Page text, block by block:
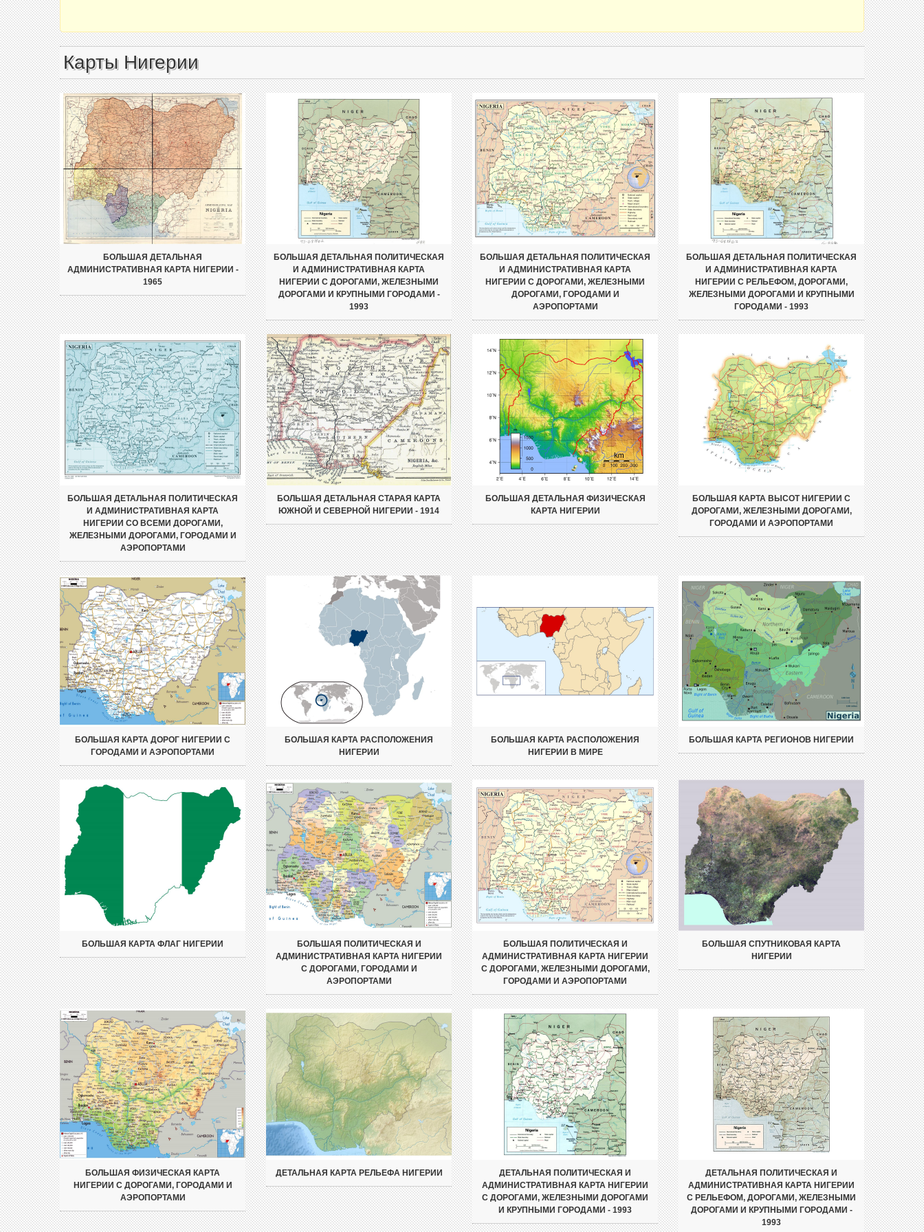
Карты Нигерии
БОЛЬШАЯ ДЕТАЛЬНАЯ
АДМИНИСТРАТИВНАЯ КАРТА НИГЕРИИ -
1965
БОЛЬШАЯ ДЕТАЛЬНАЯ ПОЛИТИЧЕСКАЯ
И АДМИНИСТРАТИВНАЯ КАРТА
НИГЕРИИ С ДОРОГАМИ, ЖЕЛЕЗНЫМИ
ДОРОГАМИ И КРУПНЫМИ ГОРОДАМИ -
1993
БОЛЬШАЯ ДЕТАЛЬНАЯ ПОЛИТИЧЕСКАЯ
И АДМИНИСТРАТИВНАЯ КАРТА
НИГЕРИИ С ДОРОГАМИ, ЖЕЛЕЗНЫМИ
ДОРОГАМИ, ГОРОДАМИ И
АЭРОПОРТАМИ
БОЛЬШАЯ ДЕТАЛЬНАЯ ПОЛИТИЧЕСКАЯ
И АДМИНИСТРАТИВНАЯ КАРТА
НИГЕРИИ С РЕЛЬЕФОМ, ДОРОГАМИ,
ЖЕЛЕЗНЫМИ ДОРОГАМИ И КРУПНЫМИ
ГОРОДАМИ - 1993
БОЛЬШАЯ ДЕТАЛЬНАЯ ПОЛИТИЧЕСКАЯ
И АДМИНИСТРАТИВНАЯ КАРТА
НИГЕРИИ СО ВСЕМИ ДОРОГАМИ,
ЖЕЛЕЗНЫМИ ДОРОГАМИ, ГОРОДАМИ И
АЭРОПОРТАМИ
БОЛЬШАЯ ДЕТАЛЬНАЯ СТАРАЯ КАРТА
ЮЖНОЙ И СЕВЕРНОЙ НИГЕРИИ - 1914
БОЛЬШАЯ ДЕТАЛЬНАЯ ФИЗИЧЕСКАЯ
КАРТА НИГЕРИИ
БОЛЬШАЯ КАРТА ВЫСОТ НИГЕРИИ С
ДОРОГАМИ, ЖЕЛЕЗНЫМИ ДОРОГАМИ,
ГОРОДАМИ И АЭРОПОРТАМИ
БОЛЬШАЯ КАРТА ДОРОГ НИГЕРИИ С
ГОРОДАМИ И АЭРОПОРТАМИ
БОЛЬШАЯ КАРТА РАСПОЛОЖЕНИЯ
НИГЕРИИ
БОЛЬШАЯ КАРТА РАСПОЛОЖЕНИЯ
НИГЕРИИ В МИРЕ
БОЛЬШАЯ КАРТА РЕГИОНОВ НИГЕРИИ
БОЛЬШАЯ КАРТА ФЛАГ НИГЕРИИ
БОЛЬШАЯ ПОЛИТИЧЕСКАЯ И
АДМИНИСТРАТИВНАЯ КАРТА НИГЕРИИ
С ДОРОГАМИ, ГОРОДАМИ И
АЭРОПОРТАМИ
БОЛЬШАЯ ПОЛИТИЧЕСКАЯ И
АДМИНИСТРАТИВНАЯ КАРТА НИГЕРИИ
С ДОРОГАМИ, ЖЕЛЕЗНЫМИ ДОРОГАМИ,
ГОРОДАМИ И АЭРОПОРТАМИ
БОЛЬШАЯ СПУТНИКОВАЯ КАРТА
НИГЕРИИ
БОЛЬШАЯ ФИЗИЧЕСКАЯ КАРТА
НИГЕРИИ С ДОРОГАМИ, ГОРОДАМИ И
АЭРОПОРТАМИ
ДЕТАЛЬНАЯ КАРТА РЕЛЬЕФА НИГЕРИИ
ДЕТАЛЬНАЯ ПОЛИТИЧЕСКАЯ И
АДМИНИСТРАТИВНАЯ КАРТА НИГЕРИИ
С ДОРОГАМИ, ЖЕЛЕЗНЫМИ ДОРОГАМИ
И КРУПНЫМИ ГОРОДАМИ - 1993
ДЕТАЛЬНАЯ ПОЛИТИЧЕСКАЯ И
АДМИНИСТРАТИВНАЯ КАРТА НИГЕРИИ
С РЕЛЬЕФОМ, ДОРОГАМИ, ЖЕЛЕЗНЫМИ
ДОРОГАМИ И КРУПНЫМИ ГОРОДАМИ -
1993